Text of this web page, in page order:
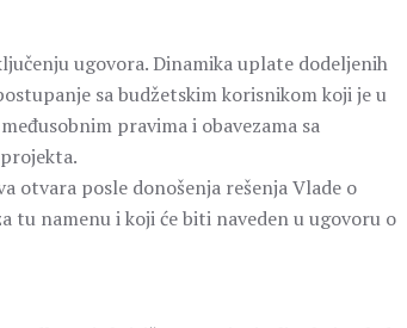
ugovora. Dinamika uplate dodeljenih
sa budžetskim korisnikom koji je u
pravima i obavezama sa
otvara posle donošenja rešenja Vlade o
tu namenu i koji će biti naveden u ugovoru o